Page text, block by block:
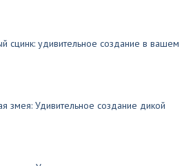
сцинк: удивительное создание в вашем
змея: Удивительное создание дикой